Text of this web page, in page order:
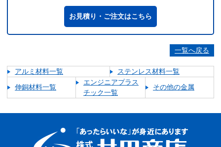
お見積り・ご注文はこちら
一覧へ戻る
アルミ材料一覧 ステンレス材料一覧
伸銅材料一覧
エンジニアプラス
チック一覧
その他の金属